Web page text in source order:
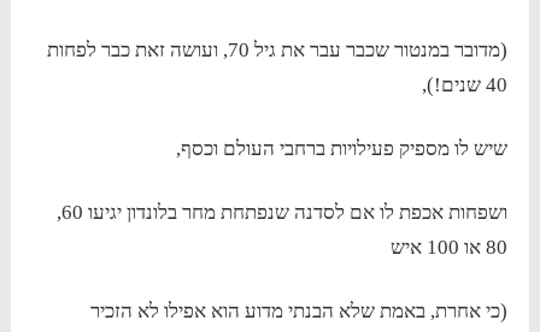
(מדובר במנטור שכבר עבר את גיל 70, ועושה זאת כבר לפחות
40 שנים!),
שיש לו מספיק פעילויות ברחבי העולם וכסף,
ושפחות אכפת לו אם לסדנה שנפתחת מחר בלונדון יגיעו 60,
80 או 100 איש
(כי אחרת, באמת שלא הבנתי מדוע הוא אפילו לא הזכיר